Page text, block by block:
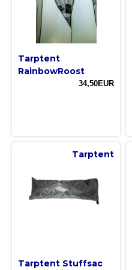
Tarptent
RainbowRoost
34,50EUR
Tarptent
Tarptent Stuffsac